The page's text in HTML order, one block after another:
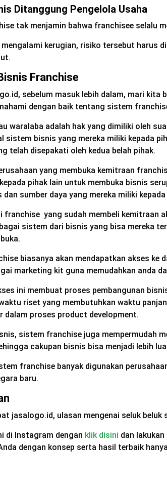
Ditanggung Pengelola Usaha
tak menjamin bahwa franchisee selalu
kerugian, risiko tersebut harus
Franchise
sebelum masuk lebih dalam, mari kita
dengan baik tentang sistem
waralaba adalah hak yang dimiliki oleh
sistem bisnis yang mereka miliki kepada
telah disepakati oleh kedua belah pihak.
yang membuka kemitraan
pihak lain untuk membuka bisnis
sumber daya yang mereka miliki
franchise yang sudah membeli kemitraan
sistem dari bisnis yang bisa mereka
biasanya akan mendapatkan akses ke
marketing kit guna memudahkan anda
ini membuat proses pembangunan
riset yang membutuhkan waktu
dalam proses product development.
sistem franchise juga mempermudah
cakupan bisnis bisa menjadi lebih
franchise banyak digunakan
baru.
jasalogo.id, ulasan mengenai seluk
di Instagram dengan klik disini dan
dengan konsep serta hasil terbaik